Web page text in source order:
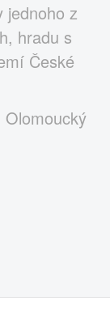
jednoho z
hradu s
České
Olomoucký